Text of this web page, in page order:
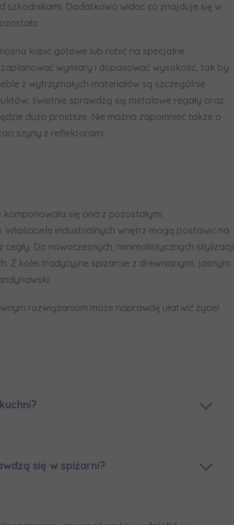
szkodnikami. Dodatkowo widać co znajduje się w
kupić gotowe lub robić na specjalne
wymiary i dopasować wysokość, tak by
z wytrzymałych materiałów są szczególnie
świetnie sprawdzą się metalowe regały oraz
dużo prostsze. Nie można zapomnieć także o
szyny z reflektorami.
się ona z pozostałymi
Właściciele industrialnych wnętrz mogą postawić na
Do nowoczesnych, minimalistycznych stylizacji
Z kolei tradycyjne spiżarnie z drewnianymi, jasnym
rozwiązaniom może naprawdę ułatwić życie!
się w spiżarni?